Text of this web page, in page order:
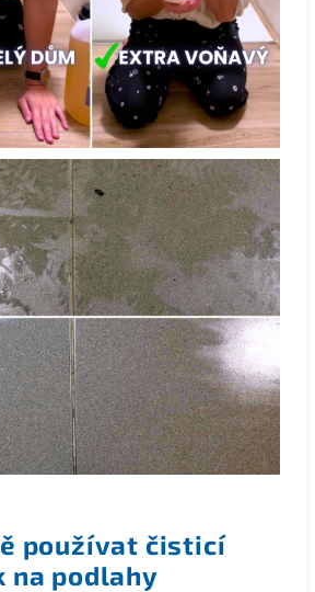
používat čisticí
na podlahy